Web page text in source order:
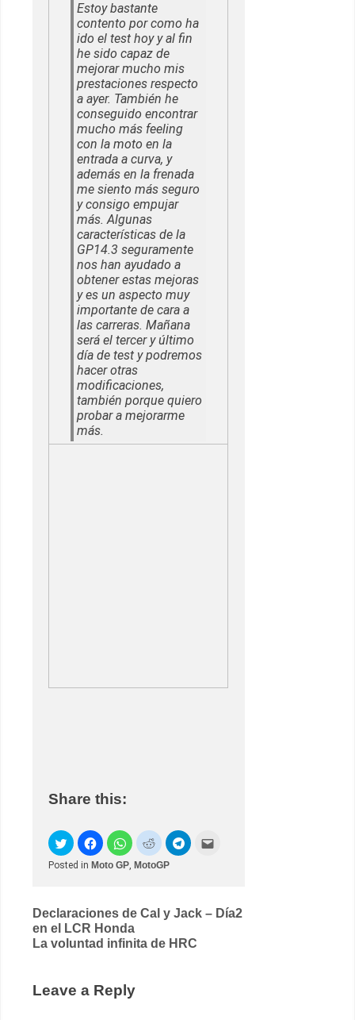
Estoy bastante
contento por como ha
ido el test hoy y al fin
he sido capaz de
mejorar mucho mis
prestaciones respecto
a ayer. También he
conseguido encontrar
mucho más feeling
con la moto en la
entrada a curva, y
además en la frenada
me siento más seguro
y consigo empujar
más. Algunas
características de la
GP14.3 seguramente
nos han ayudado a
obtener estas mejoras
y es un aspecto muy
importante de cara a
las carreras. Mañana
será el tercer y último
día de test y podremos
hacer otras
modificaciones,
también porque quiero
probar a mejorarme
más.
Share this:
Posted in Moto GP, MotoGP
Post
navigation
Declaraciones de Cal y Jack – Día2
en el LCR Honda
La voluntad infinita de HRC
Leave a Reply